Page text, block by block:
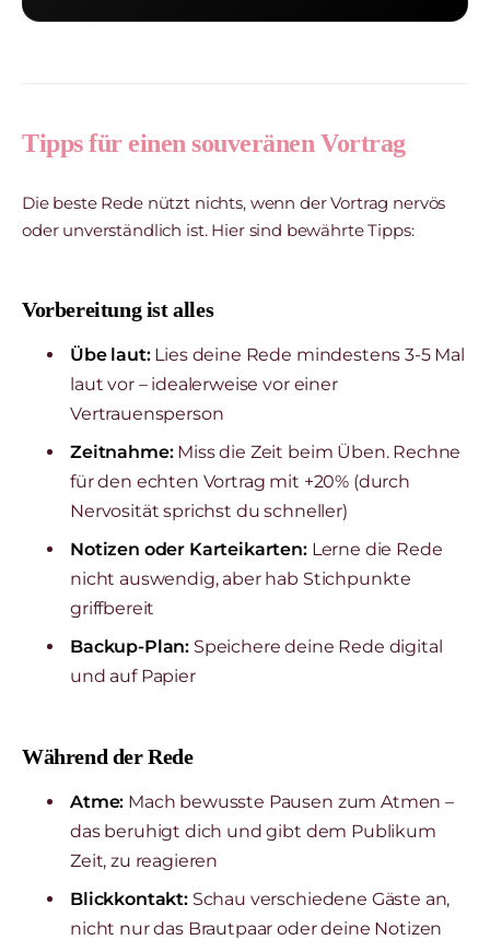
Tipps für einen souveränen Vortrag
Die beste Rede nützt nichts, wenn der Vortrag nervös
oder unverständlich ist. Hier sind bewährte Tipps:
Vorbereitung ist alles
Übe laut:Lies deine Rede mindestens 3-5 Mal
laut vor – idealerweise vor einer
Vertrauensperson
Zeitnahme:Miss die Zeit beim Üben. Rechne
für den echten Vortrag mit +20% (durch
Nervosität sprichst du schneller)
Notizen oder Karteikarten:Lerne die Rede
nicht auswendig, aber hab Stichpunkte
griffbereit
Backup-Plan: Speichere deine Rede digital
und auf Papier
Während der Rede
Atme: Mach bewusste Pausen zum Atmen –
das beruhigt dich und gibt dem Publikum
Zeit, zu reagieren
Blickkontakt:Schau verschiedene Gäste an,
nicht nur das Brautpaar oder deine Notizen